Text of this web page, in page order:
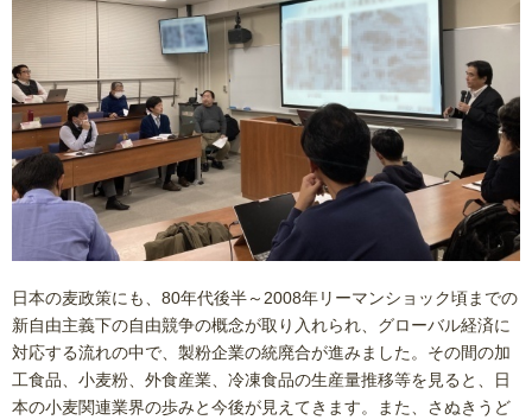
日本の麦政策にも、80年代後半～2008年リーマンショック頃までの
新自由主義下の自由競争の概念が取り入れられ、グローバル経済に
対応する流れの中で、製粉企業の統廃合が進みました。その間の加
工食品、小麦粉、外食産業、冷凍食品の生産量推移等を見ると、日
本の小麦関連業界の歩みと今後が見えてきます。また、さぬきうど